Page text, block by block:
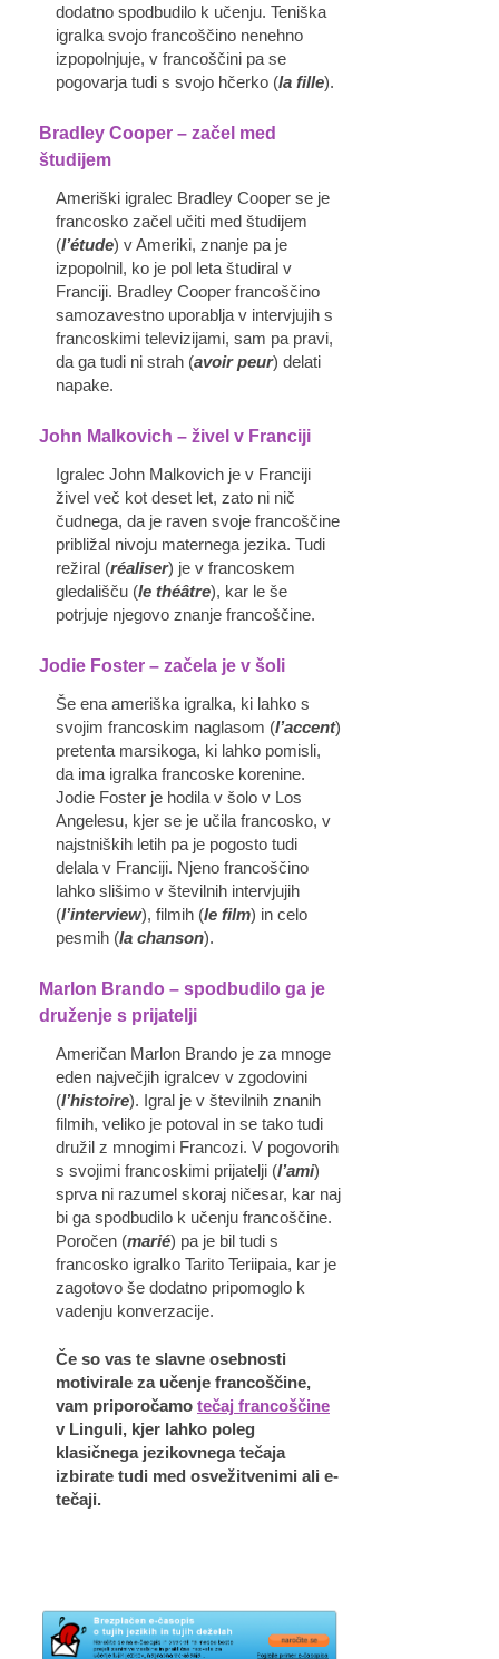
dodatno spodbudilo k učenju. Teniška
igralka svojo francoščino nenehno
izpopolnjuje, v francoščini pa se
pogovarja tudi s svojo hčerko (la fille).
Bradley Cooper – začel med
študijem
Ameriški igralec Bradley Cooper se je
francosko začel učiti med študijem
(l’étude) v Ameriki, znanje pa je
izpopolnil, ko je pol leta študiral v
Franciji. Bradley Cooper francoščino
samozavestno uporablja v intervjujih s
francoskimi televizijami, sam pa pravi,
da ga tudi ni strah (avoir peur) delati
napake.
John Malkovich – živel v Franciji
Igralec John Malkovich je v Franciji
živel več kot deset let, zato ni nič
čudnega, da je raven svoje francoščine
približal nivoju maternega jezika. Tudi
režiral (réaliser) je v francoskem
gledališču (le théâtre), kar le še
potrjuje njegovo znanje francoščine.
Jodie Foster – začela je v šoli
Še ena ameriška igralka, ki lahko s
svojim francoskim naglasom (l’accent)
pretenta marsikoga, ki lahko pomisli,
da ima igralka francoske korenine.
Jodie Foster je hodila v šolo v Los
Angelesu, kjer se je učila francosko, v
najstniških letih pa je pogosto tudi
delala v Franciji. Njeno francoščino
lahko slišimo v številnih intervjujih
(l’interview), filmih (le film) in celo
pesmih (la chanson).
Marlon Brando – spodbudilo ga je
druženje s prijatelji
Američan Marlon Brando je za mnoge
eden največjih igralcev v zgodovini
(l’histoire). Igral je v številnih znanih
filmih, veliko je potoval in se tako tudi
družil z mnogimi Francozi. V pogovorih
s svojimi francoskimi prijatelji (l’ami)
sprva ni razumel skoraj ničesar, kar naj
bi ga spodbudilo k učenju francoščine.
Poročen (marié) pa je bil tudi s
francosko igralko Tarito Teriipaia, kar je
zagotovo še dodatno pripomoglo k
vadenju konverzacije.
Če so vas te slavne osebnosti
motivirale za učenje francoščine,
vam priporočamo tečaj francoščine
v Linguli, kjer lahko poleg
klasičnega jezikovnega tečaja
izbirate tudi med osvežitvenimi ali e-
tečaji.